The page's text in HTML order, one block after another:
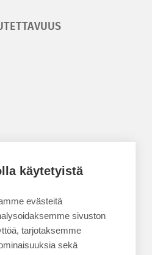
käytetyistä
evästeitä
sivuston
tarjotaksemme
sekä